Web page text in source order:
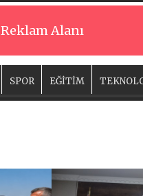
Reklam Alanı
SPOR EĞİTİM